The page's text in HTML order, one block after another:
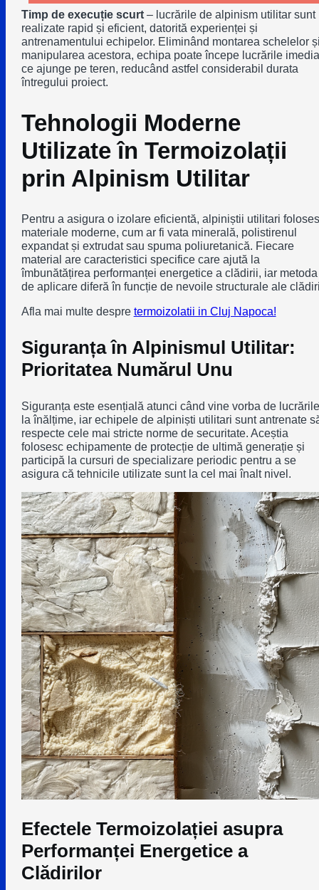
Timp de execuție scurt– lucrările de alpinism utilitar sunt
realizate rapid și eficient, datorită experienței și
antrenamentului echipelor. Eliminând montarea schelelor
manipularea acestora, echipa poate începe lucrările
ce ajunge pe teren, reducând astfel considerabil durata
întregului proiect.
Tehnologii Moderne
Utilizate în Termoizolații
prin Alpinism Utilitar
Pentru a asigura o izolare eficientă, alpiniștii utilitari
materiale moderne, cum ar fi vata minerală, polistirenul
expandat și extrudat sau spuma poliuretanică. Fiecare
material are caracteristici specifice care ajută la
îmbunătățirea performanței energetice a clădirii, iar metoda
de aplicare diferă în funcție de nevoile structurale ale
Afla mai multe despre termoizolatii in Cluj Napoca!
Siguranța în Alpinismul Utilitar:
Prioritatea Numărul Unu
Siguranța este esențială atunci când vine vorba de lucrările
la înălțime, iar echipele de alpiniști utilitari sunt antrenate
respecte cele mai stricte norme de securitate. Aceștia
folosesc echipamente de protecție de ultimă generație și
participă la cursuri de specializare periodic pentru a se
asigura că tehnicile utilizate sunt la cel mai înalt nivel.
Efectele Termoizolației asupra
Performanței Energetice a
Clădirilor